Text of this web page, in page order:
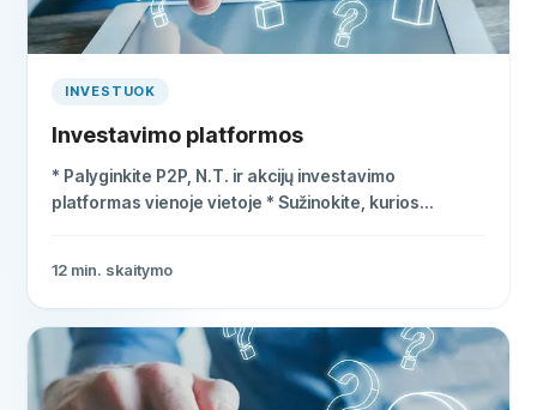
INVESTUOK
Investavimo platformos
* Palyginkite P2P, N.T. ir akcijų investavimo
platformas vienoje vietoje * Sužinokite, kurios
platformos
12 min. skaitymo